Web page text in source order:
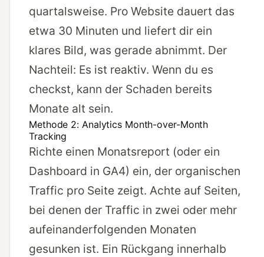
quartalsweise. Pro Website dauert das
etwa 30 Minuten und liefert dir ein
klares Bild, was gerade abnimmt. Der
Nachteil: Es ist reaktiv. Wenn du es
checkst, kann der Schaden bereits
Monate alt sein.
Methode 2: Analytics Month-over-Month
Tracking
Richte einen Monatsreport (oder ein
Dashboard in GA4) ein, der organischen
Traffic pro Seite zeigt. Achte auf Seiten,
bei denen der Traffic in zwei oder mehr
aufeinanderfolgenden Monaten
gesunken ist. Ein Rückgang innerhalb